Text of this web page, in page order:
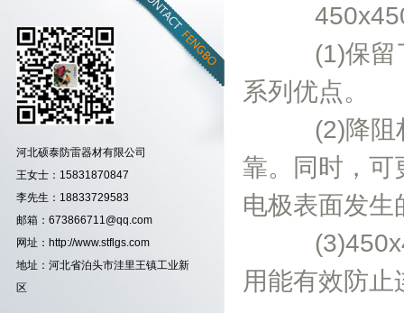
河北硕泰防雷器材有限公司
王女士：15831870847
李先生：18833729583
邮箱：673866711@qq.com
网址：http://www.stflgs.com
地址：河北省泊头市洼里王镇工业新
区
(1)保留了
系列优点。
(2)降阻材
靠。同时，可
电极表面发生
用能有效防